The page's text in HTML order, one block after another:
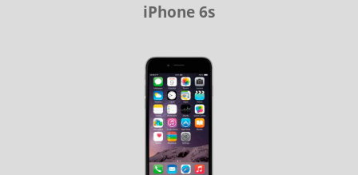
iPhone 6s